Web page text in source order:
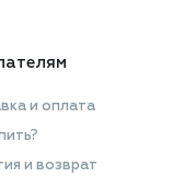
и оплата
и возврат